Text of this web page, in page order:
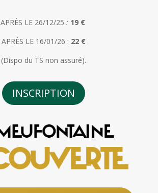
APRÈS LE 26/12/25 : 19 €
APRÈS LE 16/01/26 : 22 €
(Dispo du TS non assuré).
INSCRIPTION